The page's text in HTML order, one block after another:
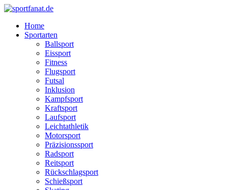
Home
Sportarten
Ballsport
Eissport
Fitness
Flugsport
Futsal
Inklusion
Kampfsport
Kraftsport
Laufsport
Leichtathletik
Motorsport
Präzisionssport
Radsport
Reitsport
Rückschlagsport
Schießsport